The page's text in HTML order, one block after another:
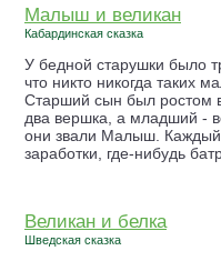
Малыш и великан
Кабардинская сказка
У бедной старушки было
что никто никогда таких
Старший сын был ростом
два вершка, а младший -
они звали Малыш. Каждый
заработки, где-нибудь
Великан и белка
Шведская сказка